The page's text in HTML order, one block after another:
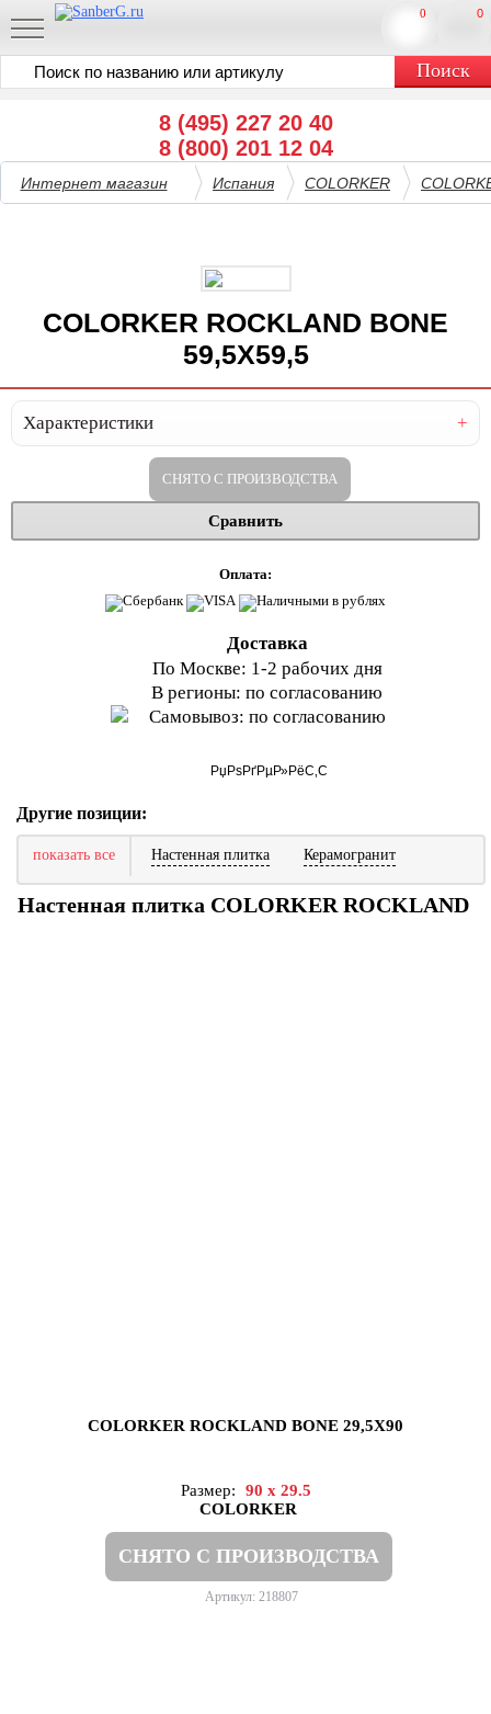
8 (495) 227 20 40
8 (800) 201 12 04
0
0
Интернет магазин Испания COLORKER
COLORKER ROCKLAND BONE
59,5X59,5
Характеристики
СНЯТО С ПРОИЗВОДСТВА
Сравнить
Оплата:
Доставка
По Москве: 1-2 рабочих дня
В регионы: по согласованию
Самовывоз: по согласованию
Другие позиции:
показать все Настенная плитка Керамогранит
Настенная плитка COLORKER ROCKLAND
COLORKER ROCKLAND BONE 29,5X90
Размер:
90 x 29.5
COLORKER
СНЯТО С ПРОИЗВОДСТВА
Артикул: 218807